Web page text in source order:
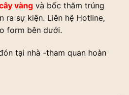
vàng và bốc thăm trúng
ra sự kiện. Liên hệ Hotline,
form bên dưới.
tại nhà -tham quan hoàn